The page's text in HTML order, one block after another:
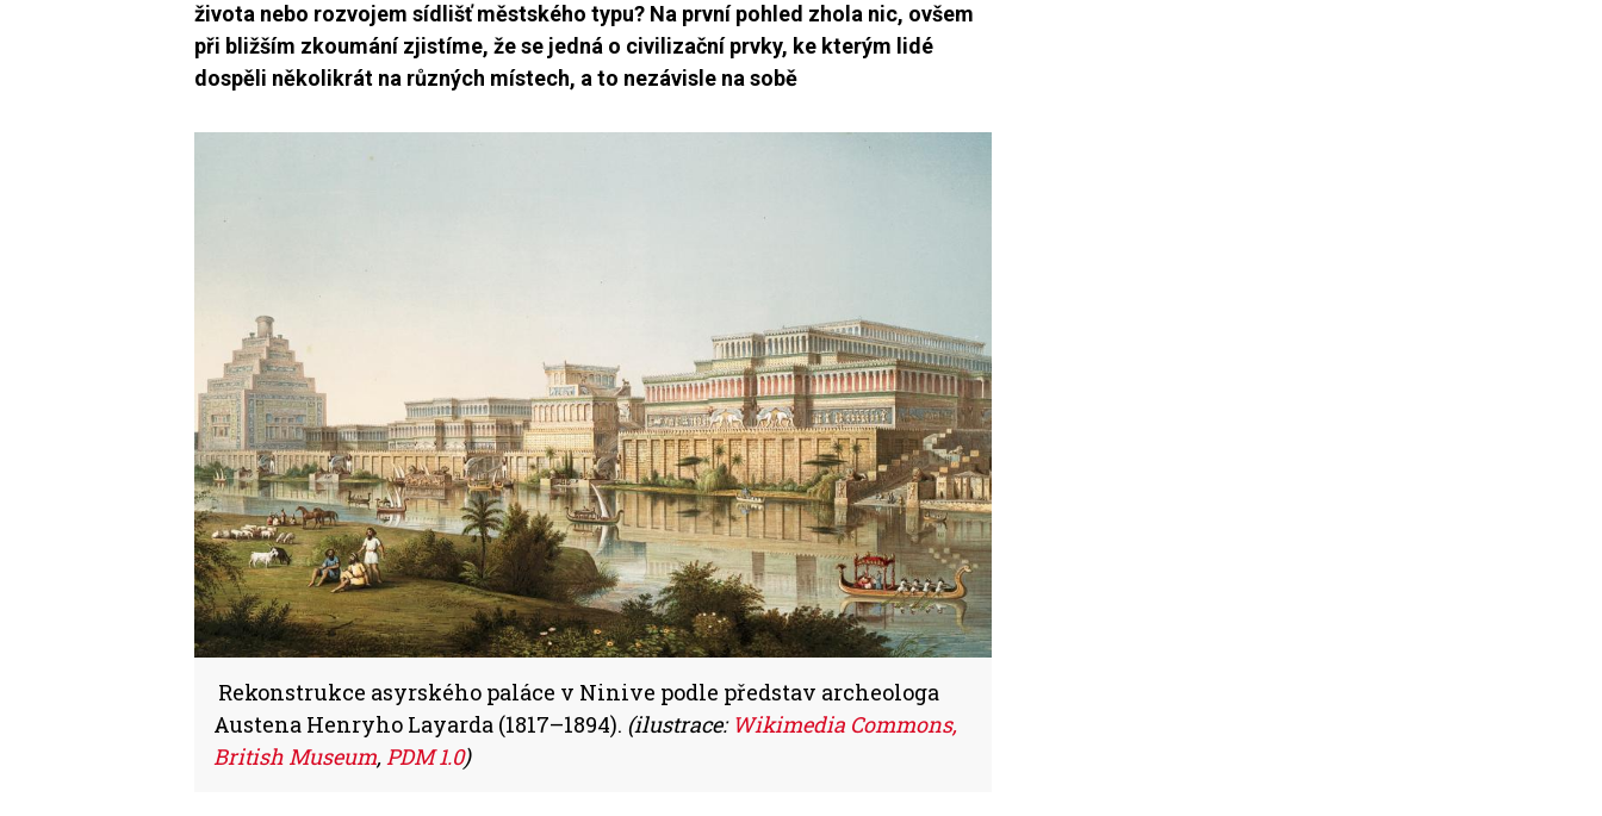
života nebo rozvojem sídlišť městského typu? Na první pohled zhola nic, ovšem
při bližším zkoumání zjistíme, že se jedná o civilizační prvky, ke kterým lidé
dospěli několikrát na různých místech, a to nezávisle na sobě
Rekonstrukce asyrského paláce v Ninive podle představ archeologa
Austena Henryho Layarda (1817–1894). (ilustrace: Wikimedia Commons,
British Museum,PDM 1.0)